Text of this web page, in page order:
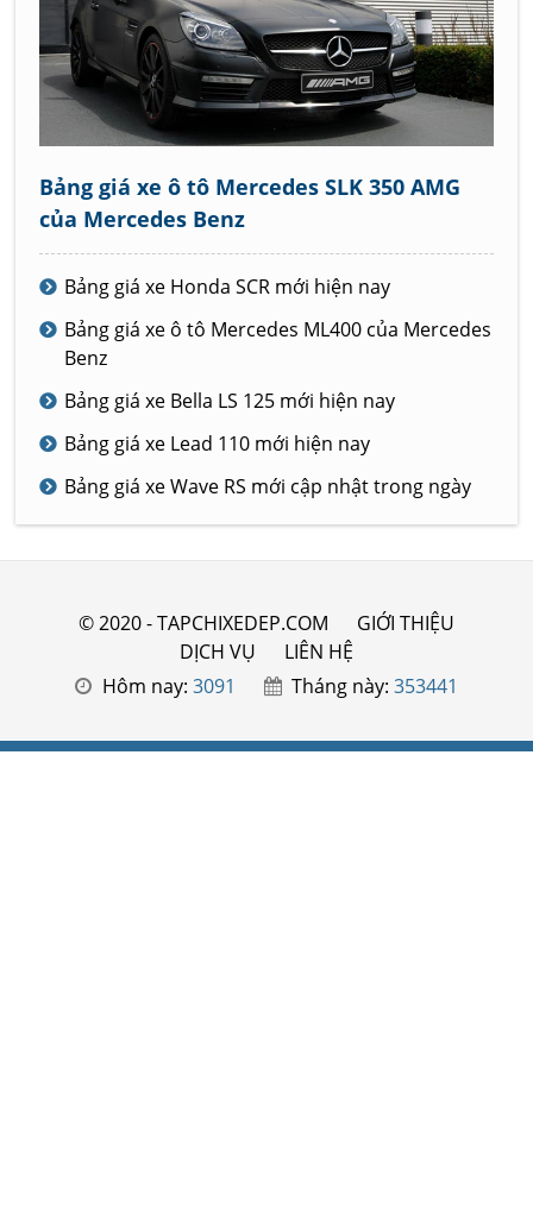
Bảng giá xe ô tô Mercedes SLK 350 AMG
của Mercedes Benz
Bảng giá xe Honda SCR mới hiện nay
Bảng giá xe ô tô Mercedes ML400 của Mercedes
Benz
Bảng giá xe Bella LS 125 mới hiện nay
Bảng giá xe Lead 110 mới hiện nay
Bảng giá xe Wave RS mới cập nhật trong ngày
© 2020 - TAPCHIXEDEP.COM
GIỚI THIỆU
DỊCH VỤ
LIÊN HỆ
Hôm nay: 3091 Tháng này:353441